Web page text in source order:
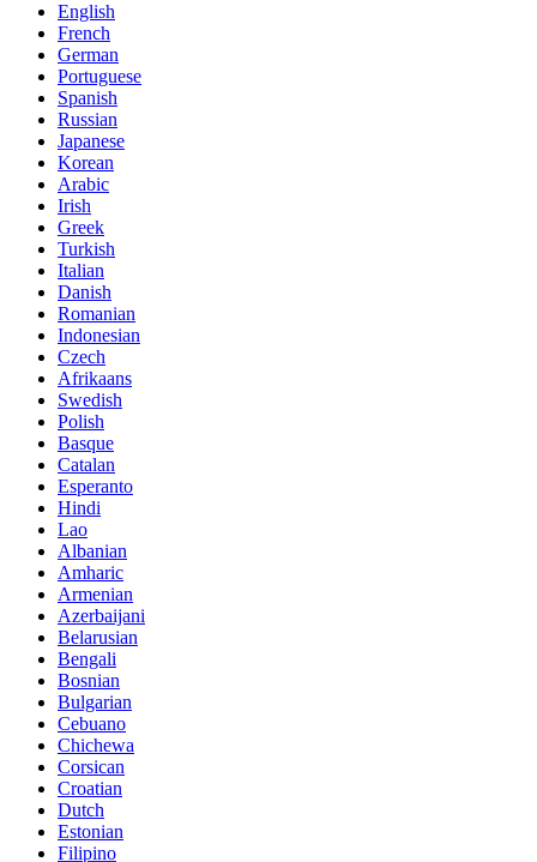
English
French
German
Portuguese
Spanish
Russian
Japanese
Korean
Arabic
Irish
Greek
Turkish
Italian
Danish
Romanian
Indonesian
Czech
Afrikaans
Swedish
Polish
Basque
Catalan
Esperanto
Hindi
Lao
Albanian
Amharic
Armenian
Azerbaijani
Belarusian
Bengali
Bosnian
Bulgarian
Cebuano
Chichewa
Corsican
Croatian
Dutch
Estonian
Filipino